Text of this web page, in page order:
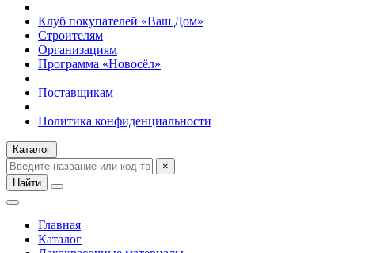
Клуб покупателей «Ваш Дом»
Строителям
Организациям
Программа «Новосёл»
Поставщикам
Политика конфиденциальности
Каталог
×
Найти
Главная
Каталог